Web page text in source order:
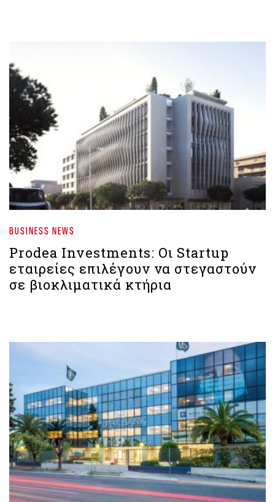
BUSINESS NEWS
Prodea Investments: Οι Startup
εταιρείες επιλέγουν να στεγαστούν
σε βιοκλιματικά κτήρια